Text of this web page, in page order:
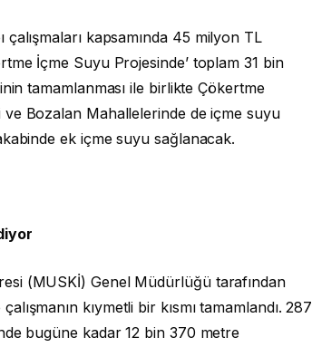
kapsamında 45 milyon TL
İçme Suyu Projesinde’ toplam 31 bin
tamamlanması ile birlikte Çökertme
Bozalan Mahallelerinde de içme suyu
ek içme suyu sağlanacak.
(MUSKİ) Genel Müdürlüğü tarafından
kıymetli bir kısmı tamamlandı. 287
bugüne kadar 12 bin 370 metre